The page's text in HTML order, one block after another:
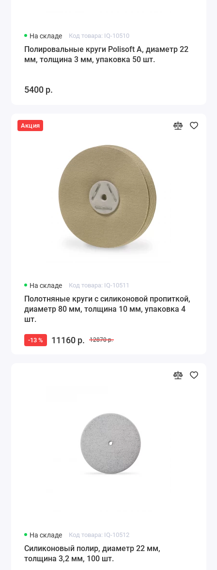
На складе Код товара: IQ-10510
Полировальные круги Polisoft A, диаметр 22
мм, толщина 3 мм, упаковка 50 шт.
5400 р.
Акция
На складе Код товара: IQ-10511
Полотняные круги с силиконовой пропиткой,
диаметр 80 мм, толщина 10 мм, упаковка 4
шт.
-13 % 11160 р. 12870 р.
На складе Код товара: IQ-10512
Силиконовый полир, диаметр 22 мм,
толщина 3,2 мм, 100 шт.